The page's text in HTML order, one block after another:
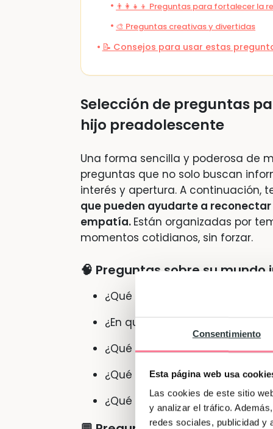
Consentimiento
Esta página web usa
Las cookies de este sitio
y analizar el tráfico.
redes sociales, publicidad y
👨‍👩‍👧‍👦 Preguntas para fortalecer la
🎨 Preguntas creativas y divertidas
📝 Consejos para usar estas
Selección de preguntas
hijo preadolescente
Una forma sencilla y poderosa de
preguntas que no solo buscan
interés y apertura. A continuación,
que pueden ayudarte a
empatía. Están organizadas por
momentos cotidianos, sin forzar.
🧠 Preguntas sobre su mundo
¿Qué fue lo más interesante
¿En qué momento del día te
¿Qué te ayuda cuando tienes
¿Qué te gustaría que los
¿Qué piensas justo antes de